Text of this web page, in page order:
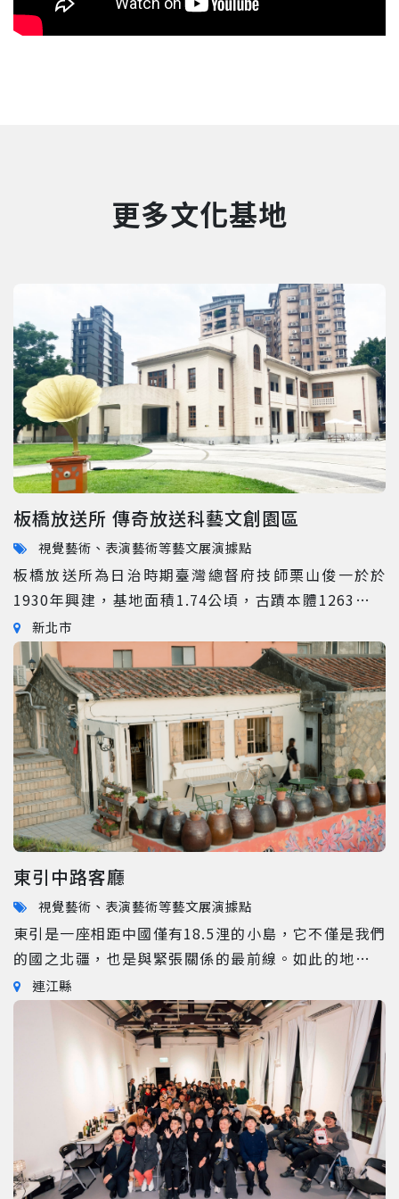
更多文化基地
板橋放送所 傳奇放送科藝文創園區
視覺藝術、表演藝術等藝文展演據點
板橋放送所為日治時期臺灣總督府技師栗山俊一於於
1930年興建，基地面積1.74公頃，古蹟本體1263平方
公尺，以當時最先進的鋼骨、鋼筋混凝土構造、牆體採
用中空鋼筋混凝土壁，使用防暑中空磚保持室內通風涼
爽溫度，立面設計強調水平線條與弧線形式，屬於臺灣
日治後期現代主義風格，為五大廣播設備之一。 二次世
界大戰後由中國廣播公司接收，原本因荒廢，一度面臨
拆除命運，經地方人士爭取保留，2015年新北市政府公
告指定為市定古蹟，2019年完成室外園區工程，開放民
眾休憩，2022年古蹟本體完成修復再利用工程。
當代傳奇文化藝術基金會取得15年之經營權(2022-
2037)，由藝術總監吳興國帶領當代傳奇劇場、興傳奇
青年劇場、太古踏舞團、小傳奇劇場，以傳承表演藝術
文化、永續發展為志，5500坪的園區設有戲劇館、舞蹈
館、文學館與展覽館等四大主題場館，可提供多元的表
演與活動場地，每年7到9月更將舉行國際藝術節，匯集
當代表演藝術、親子互動、生活美學體驗，也是藝文愛
好者與在地居民的熱門景點，同時是新北新板特區中一
個文化新亮點。 板橋放送所，將成為新北市古蹟民間藝
文團體OT案營運首例，打造專業藝文展演場館的文化傳
新北市
東引中路客廳
視覺藝術、表演藝術等藝文展演據點
東引是一座相距中國僅有18.5浬的小島，它不僅是我們
的國之北疆，也是與緊張關係的最前線。如此的地緣因
素，促使了這座小島的文化發展深受漁業及軍事的湧
繞。 在忠誠門外側是小島賴以為生的漁船碼頭，門內則
是一條長不見頂的樓梯「中路」，中路自忠誠門始一路
延伸到東引國中小。在民國55年之前這裡是整座島的
「市中心」，整條中路的兩側有許多商家林立，漁民們
會在階梯邊的魚寮休息，戰地政務時期連軍政府也位於
中路周遭，整座小島的生機及生計皆環繞在這條階梯
上。 然而在經歷過颱風的肆虐及國宅的興建下，聚落中
心逐漸從中路向島嶼內陸遷移，曾經因港而興，因人而
連江縣